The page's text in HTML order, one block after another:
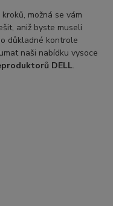
možná se vám
aniž byste museli
důkladné kontrole
naši nabídku vysoce
DELL.